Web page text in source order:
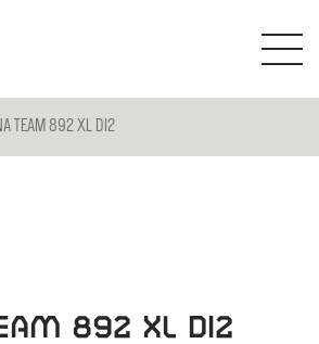
TEAM 892 XL DI2
892 XL DI2